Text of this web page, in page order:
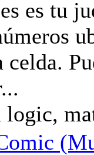
es tu
celda.